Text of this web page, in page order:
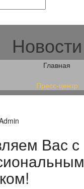
Новости
Главная
Пресс-центр
Вас с